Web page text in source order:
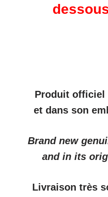
Produit officiel
et dans son
Brand new
and in its
Livraison très